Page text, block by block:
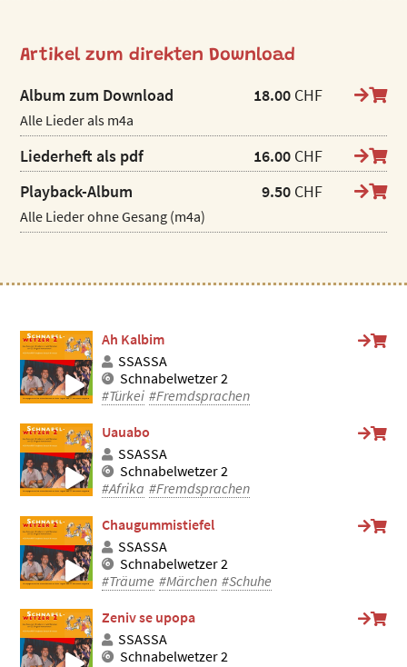
Artikel zum direkten Download
Album zum Download 18.00 CHF
Alle Lieder als m4a
Liederheft als pdf 16.00 CHF
Playback-Album
9.50 CHF
Alle Lieder ohne Gesang (m4a)
Ah Kalbim
SSASSA
Schnabelwetzer 2
#Türkei #Fremdsprachen
Uauabo
SSASSA
Schnabelwetzer 2
#Afrika #Fremdsprachen
Chaugummistiefel
SSASSA
Schnabelwetzer 2
#Träume #Märchen #Schuhe
Zeniv se upopa
SSASSA
Schnabelwetzer 2